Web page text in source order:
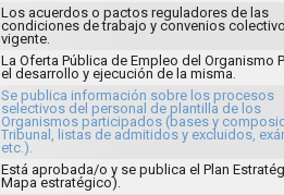
Los acuerdos o pactos reguladores de las
condiciones de trabajo y convenios
vigente.
La Oferta Pública de Empleo del Organismo
el desarrollo y ejecución de la misma.
Se publica información sobre los procesos
selectivos del personal de plantilla de los
Organismos participados (bases y
Tribunal, listas de admitidos y excluidos,
etc.).
Está aprobada/o y se publica el Plan
Mapa estratégico).